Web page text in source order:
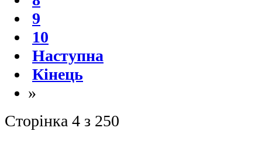
9
10
Наступна
Кінець
»
Сторінка 4 з 250